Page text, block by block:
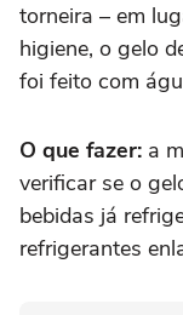
torneira – em
higiene, o gelo
foi feito com
O que fazer: a
verificar se o
bebidas já
refrigerantes